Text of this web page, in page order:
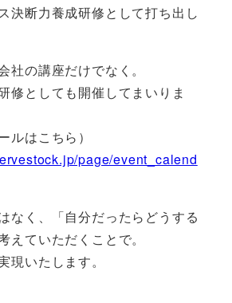
決断力養成研修として打ち出し
社の講座だけでなく。
修としても開催してまいりま
ルはこちら）
page/event_calend
なく、「自分だったらどうする
えていただくことで。
現いたします。